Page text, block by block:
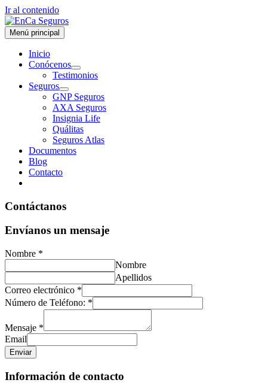
Ir al contenido
Menú principal
Inicio
Conócenos
Testimonios
Seguros
GNP Seguros
AXA Seguros
Insignia Life
Quálitas
Seguros Atlas
Documentos
Blog
Contacto
Contáctanos
Envíanos un mensaje
Nombre *
Nombre
Apellidos
Correo electrónico *
Número de Teléfono: *
Mensaje *
Email
Enviar
Información de contacto